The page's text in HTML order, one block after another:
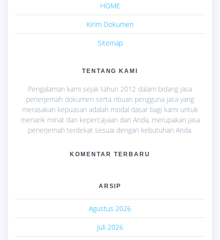
HOME
Kirim Dokumen
Sitemap
TENTANG KAMI
Pengalaman kami sejak tahun 2012 dalam bidang jasa
penerjemah dokumen serta ribuan pengguna jasa yang
merasakan kepuasan adalah modal dasar bagi kami untuk
menarik minat dan kepercayaan dari Anda, merupakan jasa
penerjemah terdekat sesuai dengan kebutuhan Anda.
KOMENTAR TERBARU
ARSIP
Agustus 2026
Juli 2026